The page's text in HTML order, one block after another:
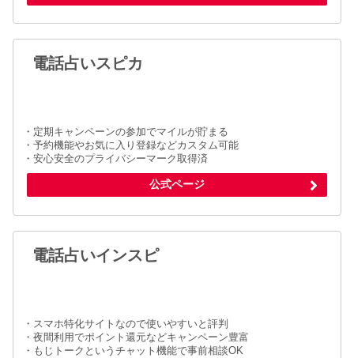
電話占いスピカ
・定期キャンペーンの参加でマイルが貯まる
・予約機能やお気に入り登録などカスタム可能
・安心安全のプライバシーマーク取得済
公式ページ
電話占いインスピ
・スマホ特化サイトなので使いやすいと評判
・夜間利用でポイント還元などキャンペーン豊富
・もじトークというチャット機能で事前相談OK